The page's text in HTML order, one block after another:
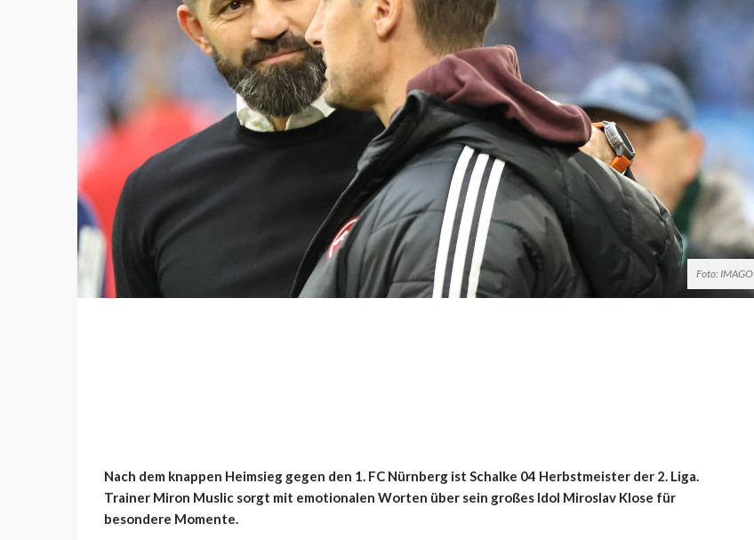
Foto: IMAGO
Nach dem knappen Heimsieg gegen den 1. FC Nürnberg ist Schalke 04 Herbstmeister der 2. Liga.
Trainer Miron Muslic sorgt mit emotionalen Worten über sein großes Idol Miroslav Klose für
besondere Momente.